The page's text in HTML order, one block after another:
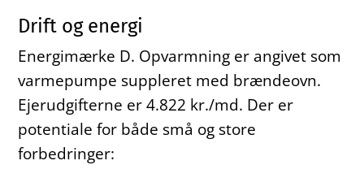
Drift og energi
Energimærke D. Opvarmning er angivet som
varmepumpe suppleret med brændeovn.
Ejerudgifterne er 4.822 kr./md. Der er
potentiale for både små og store
forbedringer: